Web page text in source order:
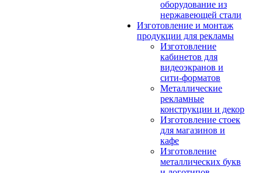
оборудование из
нержавеющей стали
Изготовление и монтаж
продукции для рекламы
Изготовление
кабинетов для
видеоэкранов и
сити-форматов
Металлические
рекламные
конструкции и декор
Изготовление стоек
для магазинов и
кафе
Изготовление
металлических букв